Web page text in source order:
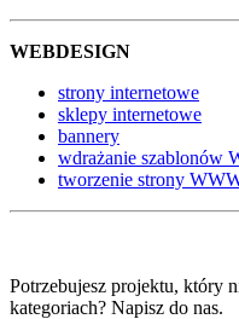
WEBDESIGN
strony internetowe
sklepy internetowe
bannery
wdrażanie szablonów
tworzenie strony
Potrzebujesz projektu, który
kategoriach? Napisz do nas.